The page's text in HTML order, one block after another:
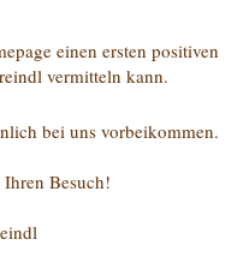
einen ersten positiven
vermitteln kann.
bei uns vorbeikommen.
Besuch!